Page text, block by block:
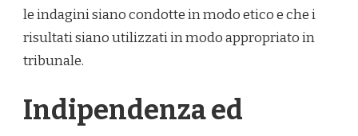
le indagini siano condotte in modo etico e che i
risultati siano utilizzati in modo appropriato in
tribunale.
Indipendenza ed